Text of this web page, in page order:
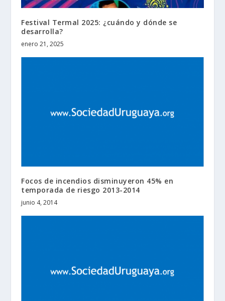
Festival Termal 2025: ¿cuándo y dónde se
desarrolla?
enero 21, 2025
Focos de incendios disminuyeron 45% en
temporada de riesgo 2013-2014
junio 4, 2014